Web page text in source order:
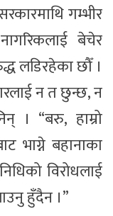
गम्भीर
बेचेर
लडिरहेका छौँ ।
न त छुन्छ, न
। “बरु, हाम्रो
भाग्ने बहानाका
विरोधलाई
हुँदैन ।”